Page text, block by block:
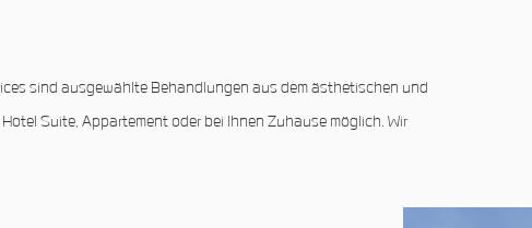
sind ausgewählte Behandlungen aus dem ästhetischen und
Suite, Appartement oder bei Ihnen Zuhause möglich. Wir